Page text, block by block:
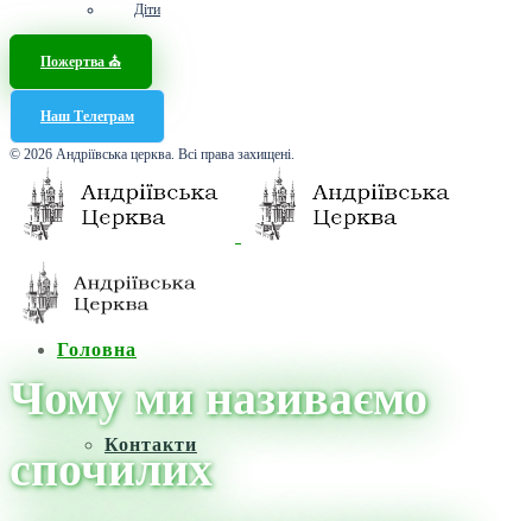
Діти
Пожертва ⛪️
Наш Телеграм
© 2026 Андріївська церква. Всі права захищені.
Головна
Контакти
Чому ми називаємо
спочилих